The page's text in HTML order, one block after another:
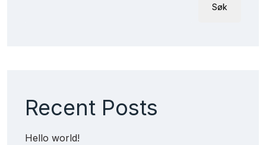
Søk
Recent Posts
Hello world!